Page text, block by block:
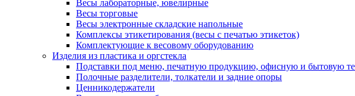
Весы лабораторные, ювелирные
Весы торговые
Весы электронные складские напольные
Комплексы этикетирования (весы с печатью этикеток)
Комплектующие к весовому оборудованию
Изделия из пластика и оргстекла
Подставки под меню, печатную продукцию, офисную и бытовую
Полочные разделители, толкатели и задние опоры
Ценникодержатели